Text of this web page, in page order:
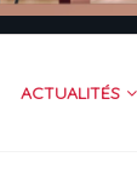
ACTUALITÉS
BAITIK